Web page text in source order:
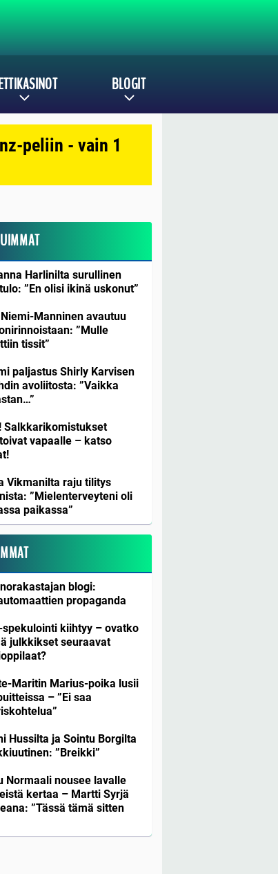
BLOGIT
peliin - vain 1
Harlinilta surullinen
”En olisi ikinä uskonut”
Manninen avautuu
”Mulle
tissit”
paljastus Shirly Karvisen
avoliitosta: ”Vaikka
Salkkarikomistukset
vapaalle – katso
Vikmanilta raju tilitys
”Mielenterveyteni oli
paikassa”
blogi:
propaganda
spekulointi kiihtyy – ovatko
julkkikset seuraavat
Maritin Marius-poika lusii
– ”Ei saa
Hussilta ja Sointu Borgilta
”Breikki”
Normaali nousee lavalle
kertaa – Martti Syrjä
”Tässä tämä sitten